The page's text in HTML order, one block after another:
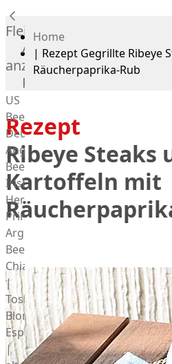
Fleisch
Alle
anzeigen
Rind
US
Beef
Deutsches
Angus
Beef
Irish
Hereford
Prime
Argentina
Beef
Chianina
|
Toskana
Blonda
Espanola
|
Home
| Rezept Gegrillte Ribeye
Räucherpaprika-Rub
Rezept
Ribeye Steaks
Kartoffeln mit